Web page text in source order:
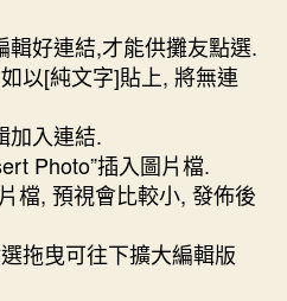
好連結,才能供攤友點選.
以[純文字]貼上, 將無連
加入連結.
Photo”插入圖片檔.
檔, 預視會比較小, 發佈後
拖曳可往下擴大編輯版